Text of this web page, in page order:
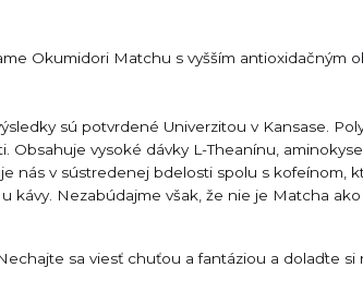
Okumidori Matchu s vyšším antioxidačným
sú potvrdené Univerzitou v Kansase.
Obsahuje vysoké dávky L-Theanínu,
nás v sústredenej bdelosti spolu s kofeínom,
Nezabúdajme však, že nie je Matcha
sa viesť chuťou a fantáziou a dolaďte si